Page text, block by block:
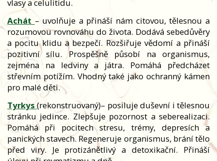
vlasy a celulitidu.
Achát – uvolňuje a přináší nám citovou, tělesnou a
rozumovou rovnováhu do života. Dodává sebedůvěry
a pocitu klidu a bezpečí. Rozšiřuje vědomí a přináší
pozitivní sílu. Prospěšně působí na organismus,
zejména na ledviny a játra. Pomáhá předcházet
střevním potížím. Vhodný také jako ochranný kámen
pro malé děti.
Tyrkys(rekonstruovaný)– posiluje duševní i tělesnou
stránku jedince. Zlepšuje pozornost a seberealizaci.
Pomáhá při pocitech stresu, trémy, depresích a
panických stavech. Regeneruje organismus, brání tělo
před viry. Je protizánětlivý a detoxikační. Přináší